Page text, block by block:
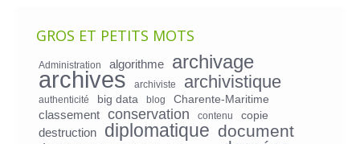
GROS ET PETITS MOTS
Administration algorithme archivage
archives archiviste archivistique
authenticité big data blog
Charente-Maritime
classement
conservation contenu
copie
destruction
diplomatique document